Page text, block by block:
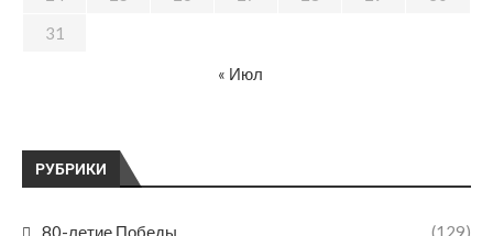
РУБРИКИ
80-летие Победы (129)
31
« Июл